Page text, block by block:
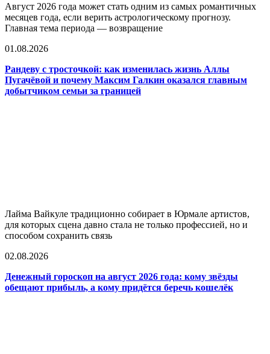
Август 2026 года может стать одним из самых романтичных
месяцев года, если верить астрологическому прогнозу.
Главная тема периода — возвращение
01.08.2026
Рандеву с тросточкой: как изменилась жизнь Аллы
Пугачёвой и почему Максим Галкин оказался главным
добытчиком семьи за границей
Лайма Вайкуле традиционно собирает в Юрмале артистов,
для которых сцена давно стала не только профессией, но и
способом сохранить связь
02.08.2026
Денежный гороскоп на август 2026 года: кому звёзды
обещают прибыль, а кому придётся беречь кошелёк